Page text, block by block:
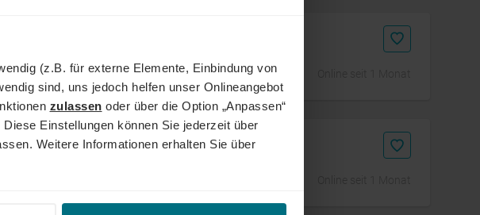
(z.B. für externe Elemente, Einbindung von
sind, uns jedoch helfen unser Onlineangebot
zulassen oder über die Option „Anpassen“
Einstellungen können Sie jederzeit über
Weitere Informationen erhalten Sie über
Weiden
Banking (w/m/d)